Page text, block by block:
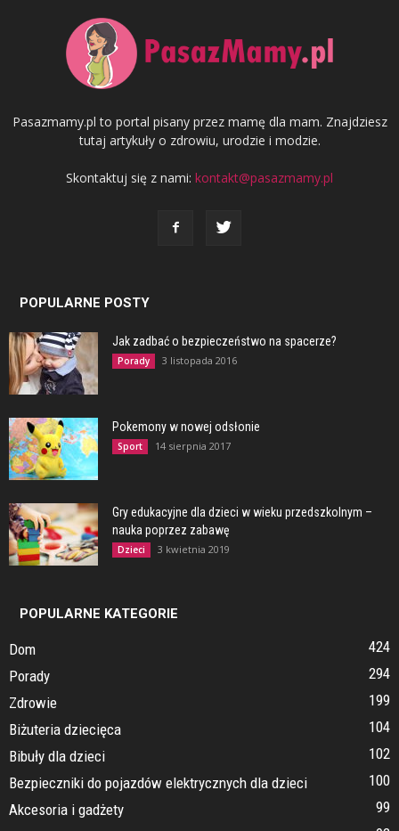
Pasazmamy.pl to portal pisany przez mamę dla mam. Znajdziesz
tutaj artykuły o zdrowiu, urodzie i modzie.
Skontaktuj się z nami: kontakt@pasazmamy.pl
POPULARNE POSTY
Jak zadbać o bezpieczeństwo na spacerze?
Porady 3 listopada 2016
Pokemony w nowej odsłonie
Sport 14 sierpnia 2017
Gry edukacyjne dla dzieci w wieku przedszkolnym –
nauka poprzez zabawę
Dzieci 3 kwietnia 2019
POPULARNE KATEGORIE
Dom
424
Porady
294
Zdrowie
199
Biżuteria dziecięca
104
Bibuły dla dzieci
102
Bezpieczniki do pojazdów elektrycznych dla dzieci
100
Akcesoria i gadżety
99